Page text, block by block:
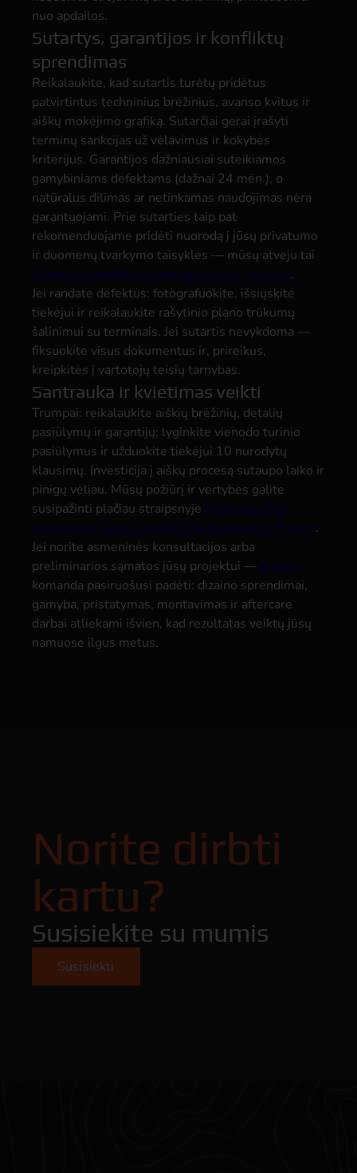
nuo apdailos.
Sutartys, garantijos ir konfliktų
sprendimas
Reikalaukite, kad sutartis turėtų pridėtus
patvirtintus techninius brėžinius, avanso kvitus ir
aiškų mokėjimo grafiką. Sutarčiai gerai įrašyti
terminų sankcijas už vėlavimus ir kokybės
kriterijus. Garantijos dažniausiai suteikiamos
gamybiniams defektams (dažnai 24 mėn.), o
natūralus dilimas ar netinkamas naudojimas nėra
garantuojami. Prie sutarties taip pat
rekomenduojame pridėti nuorodą į jūsų privatumo
ir duomenų tvarkymo taisykles — mūsų atveju tai
Privatumo politika | baldų paslaugos - Furnity.
Jei randate defektus: fotografuokite, išsiųskite
tiekėjui ir reikalaukite rašytinio plano trūkumų
šalinimui su terminais. Jei sutartis nevykdoma —
fiksuokite visus dokumentus ir, prireikus,
kreipkitės į vartotojų teisių tarnybas.
Santrauka ir kvietimas veikti
Trumpai: reikalaukite aiškių brėžinių, detalių
pasiūlymų ir garantijų; lyginkite vienodo turinio
pasiūlymus ir užduokite tiekėjui 10 nurodytų
klausimų. Investicija į aiškų procesą sutaupo laiko ir
pinigų vėliau. Mūsų požiūrį ir vertybes galite
susipažinti plačiau straipsnyje Mūsų socialiai
atsakingam verslui svarbus ne tik pelnas - Furnity.
Jei norite asmeninės konsultacijos arba
preliminarios sąmatos jūsų projektui — Furnity
komanda pasiruošusi padėti: dizaino sprendimai,
gamyba, pristatymas, montavimas ir aftercare
darbai atliekami išvien, kad rezultatas veiktų jūsų
namuose ilgus metus.
Norite dirbti
kartu?
Susisiekite su mumis
Susisiekti